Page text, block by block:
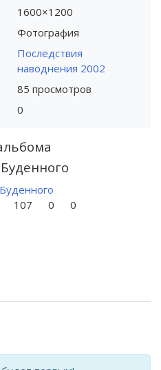
1600×1200
Фотография
Последствия
наводнения 2002
85 просмотров
0
107 0 0